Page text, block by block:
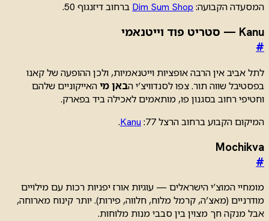
המסעדה הקבועה: Dim Sum Shop ברחוב דיזנגוף 50.
Kanu — סטריט פוד וייטנאמי
#
לתל אביב אין הרבה אופציות וייטנאמיות, ולכן ההופעה של קאנו
בפסטיבל שווה תור. צפו לסנדוויצ’י הבאן מיהאייקוניים שלהם
וחטיפי רחוב בסגנון פו, מותאמים לאכילה ביד בפארק.
המיקום הקבוע ברחוב הרצל 77:
Kanu
.
Mochikva
#
מומחיי המוצ’י הישראלים — עוגיות אורז יפניות רכות עם מילויים
מודרניים (מאצ’ה, קרמל מלוח, חלווה, פירות). יותר קינוח מארוחה,
אבל מנקה חך מצוין בין סבבי מנות מלוחות.